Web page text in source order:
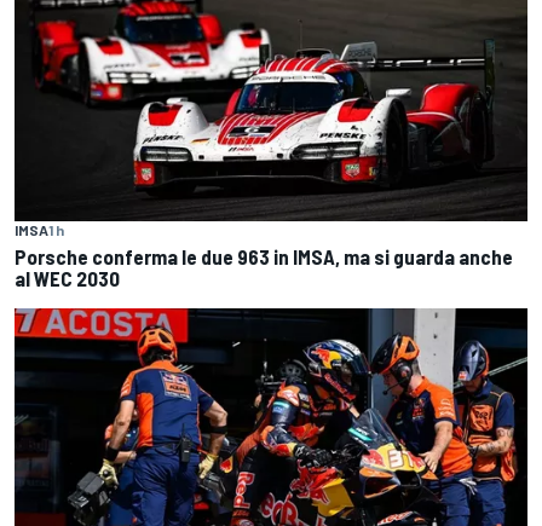
IMSA1 h
Porsche conferma le due 963 in IMSA, ma si guarda anche
al WEC 2030